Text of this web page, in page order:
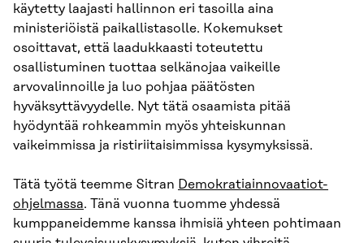
käytetty laajasti hallinnon eri tasoilla aina
ministeriöistä paikallistasolle. Kokemukset
osoittavat, että laadukkaasti toteutettu
osallistuminen tuottaa selkänojaa vaikeille
arvovalinnoille ja luo pohjaa päätösten
hyväksyttävyydelle. Nyt tätä osaamista pitää
hyödyntää rohkeammin myös yhteiskunnan
vaikeimmissa ja ristiriitaisimmissa kysymyksissä.
Tätä työtä teemme Sitran Demokratiainnovaatiot-
ohjelmassa. Tänä vuonna tuomme yhdessä
kumppaneidemme kanssa ihmisiä yhteen pohtimaan